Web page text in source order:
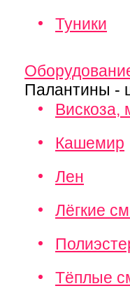
Туники
Палантины -
Вискоза,
Кашемир
Лен
Лёгкие
Тёплые